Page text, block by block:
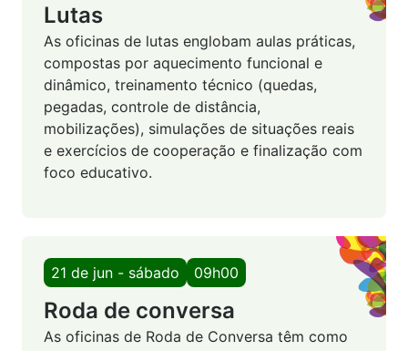
Lutas
As oficinas de lutas englobam aulas práticas,
compostas por aquecimento funcional e
dinâmico, treinamento técnico (quedas,
pegadas, controle de distância,
mobilizações), simulações de situações reais
e exercícios de cooperação e finalização com
foco educativo.
21 de jun - sábado 09h00
Roda de conversa
As oficinas de Roda de Conversa têm como